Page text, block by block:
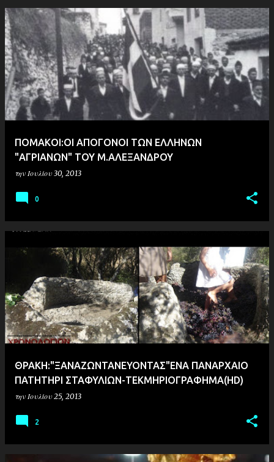
ΠΟΜΑΚΟΙ:ΟΙ ΑΠΟΓΟΝΟΙ ΤΩΝ ΕΛΛΗΝΩΝ
"ΑΓΡΙΑΝΩΝ" ΤΟΥ Μ.ΑΛΕΞΑΝΔΡΟΥ
την Ιουλίου 30, 2013
0
ΘΡΑΚΗ:"ΞΑΝΑΖΩΝΤΑΝΕΥΟΝΤΑΣ"ΕΝΑ ΠΑΝΑΡΧΑΙΟ
ΠΑΤΗΤΗΡΙ ΣΤΑΦΥΛΙΩΝ-ΤΕΚΜΗΡΙΟΓΡΑΦΗΜΑ(HD)
την Ιουλίου 25, 2013
2